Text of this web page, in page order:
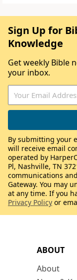
ABOUT
About
Sign Up for
Knowledge
Get weekly Bible
your inbox.
By submitting your
will receive email
operated by
Pl, Nashville, TN
communications
Gateway. You may
at any time. If you
Privacy Policy or